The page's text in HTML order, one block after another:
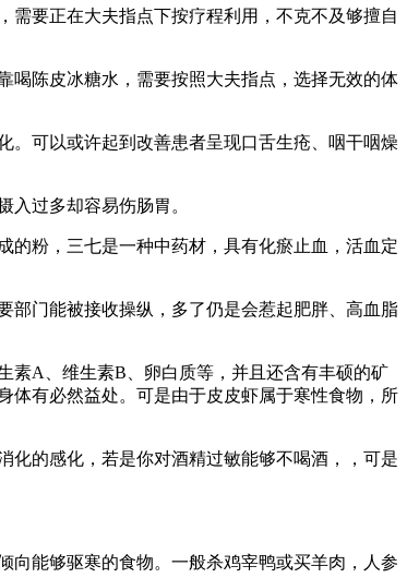
要正在大夫指点下按疗程利用，不克不及够擅自
陈皮冰糖水，需要按照大夫指点，选择无效的体
可以或许起到改善患者呈现口舌生疮、咽干咽燥
过多却容易伤肠胃。
粉，三七是一种中药材，具有化瘀止血，活血定
门能被接收操纵，多了仍是会惹起肥胖、高血脂
A、维生素B、卵白质等，并且还含有丰硕的矿
体有必然益处。可是由于皮皮虾属于寒性食物，所
的感化，若是你对酒精过敏能够不喝酒，，可是
能够驱寒的食物。一般杀鸡宰鸭或买羊肉，人参